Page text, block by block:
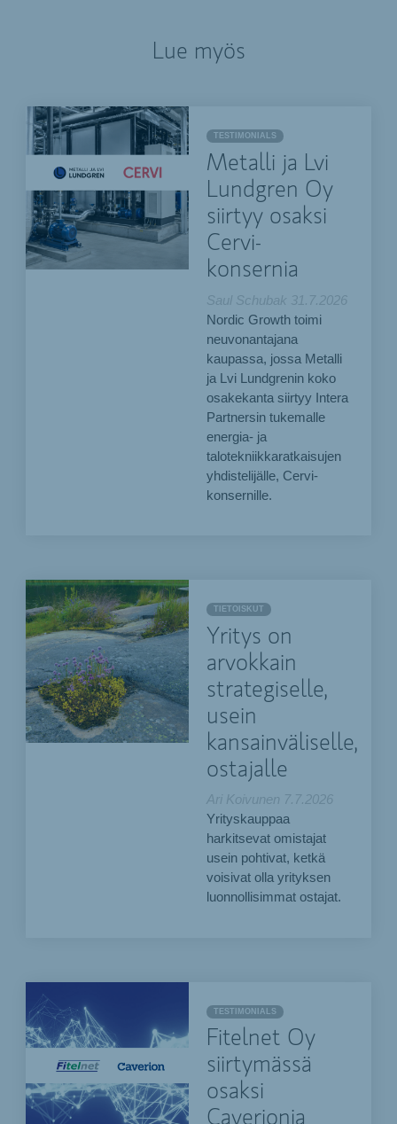
Lue myös
TESTIMONIALS
Metalli ja Lvi
Lundgren Oy
siirtyy osaksi
Cervi-
konsernia
Saul Schubak 31.7.2026
Nordic Growth toimi
neuvonantajana
kaupassa, jossa Metalli
ja Lvi Lundgrenin koko
osakekanta siirtyy Intera
Partnersin tukemalle
energia- ja
talotekniikkaratkaisujen
yhdistelijälle, Cervi-
konsernille.
TIETOISKUT
Yritys on
arvokkain
strategiselle,
usein
kansainväliselle,
ostajalle
Ari Koivunen 7.7.2026
Yrityskauppaa
harkitsevat omistajat
usein pohtivat, ketkä
voisivat olla yrityksen
luonnollisimmat ostajat.
TESTIMONIALS
Fitelnet Oy
siirtymässä
osaksi
Caverionia